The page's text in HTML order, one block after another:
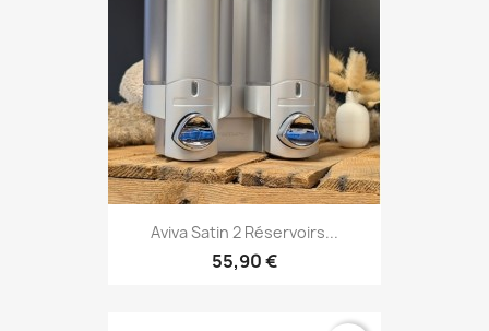
Aviva Satin 2 Réservoirs...
55,90 €